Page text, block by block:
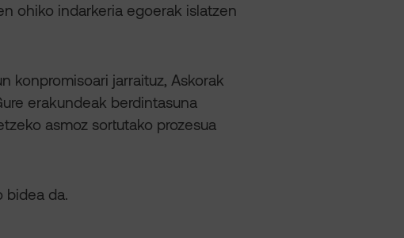
ohiko indarkeria egoerak islatzen
konpromisoari jarraituz, Askorak
erakundeak berdintasuna
asmoz sortutako prozesua
bidea da.